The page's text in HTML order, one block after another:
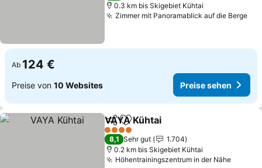
0.3 km bis Skigebiet Kühtai
Zimmer mit Panoramablick auf die Berge
Ab 124 €
Preise von 10 Websites Preise sehen
TeilenZu Favoriten hinzufügen
VAYA Kühtai
4 Sterne
8,1 Sehr gut
1.704
0.2 km bis Skigebiet Kühtai
Höhentrainingszentrum in der Nähe